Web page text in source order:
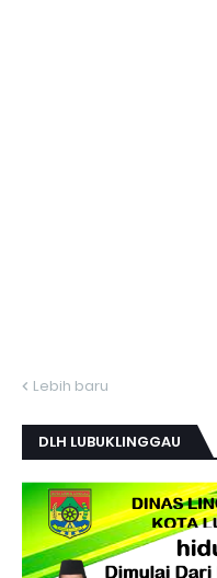
Lebih baru
DLH LUBUKLINGGAU